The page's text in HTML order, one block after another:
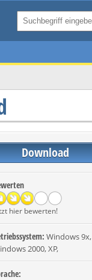
Download
hier bewerten!
Windows 9x,
2000, XP,